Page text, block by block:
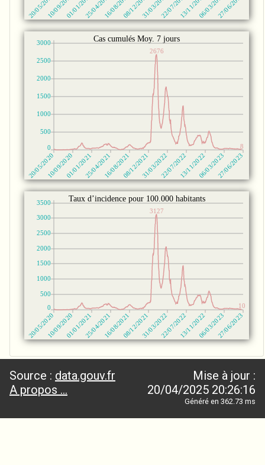
Source : data.gouv.fr
A propos ...
Mise à jour :
20/04/2025 20:26:16
Généré en 362.73 ms